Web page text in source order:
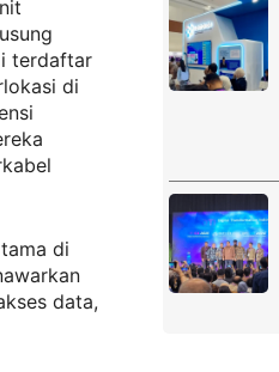
terdaftar
di
di
data,